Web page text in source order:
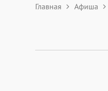
Главная Афиша